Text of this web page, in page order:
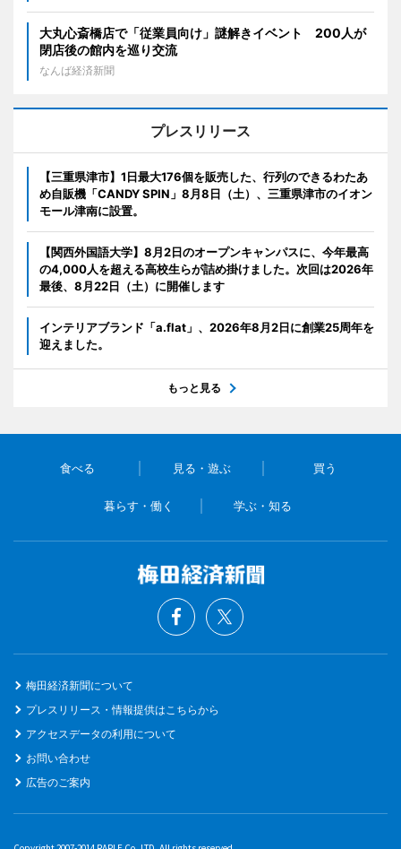
大丸心斎橋店で「従業員向け」謎解きイベント 200人が
閉店後の館内を巡り交流
なんば経済新聞
プレスリリース
【三重県津市】1日最大176個を販売した、行列のできるわたあ
め自販機「CANDY SPIN」8月8日（土）、三重県津市のイオン
モール津南に設置。
【関西外国語大学】8月2日のオープンキャンパスに、今年最高
の4,000人を超える高校生らが詰め掛けました。次回は2026年
最後、8月22日（土）に開催します
インテリアブランド「a.flat」、2026年8月2日に創業25周年を
迎えました。
もっと見る
食べる 見る・遊ぶ 買う
暮らす・働く 学ぶ・知る
梅田経済新聞について
プレスリリース・情報提供はこちらから
アクセスデータの利用について
お問い合わせ
広告のご案内